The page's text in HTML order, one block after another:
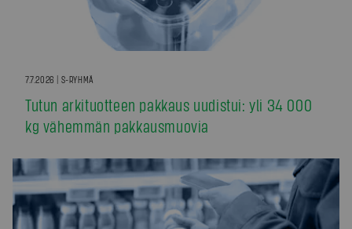
7.7.2026 | S-RYHMÄ
Tutun arkituotteen pakkaus uudistui: yli 34 000
kg vähemmän pakkausmuovia